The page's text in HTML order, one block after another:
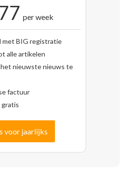
per week
met BIG registratie
alle artikelen
het nieuwste nieuws te
factuur
gratis
voor jaarlijks